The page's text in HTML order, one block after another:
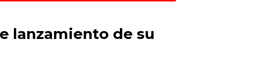
lanzamiento de su